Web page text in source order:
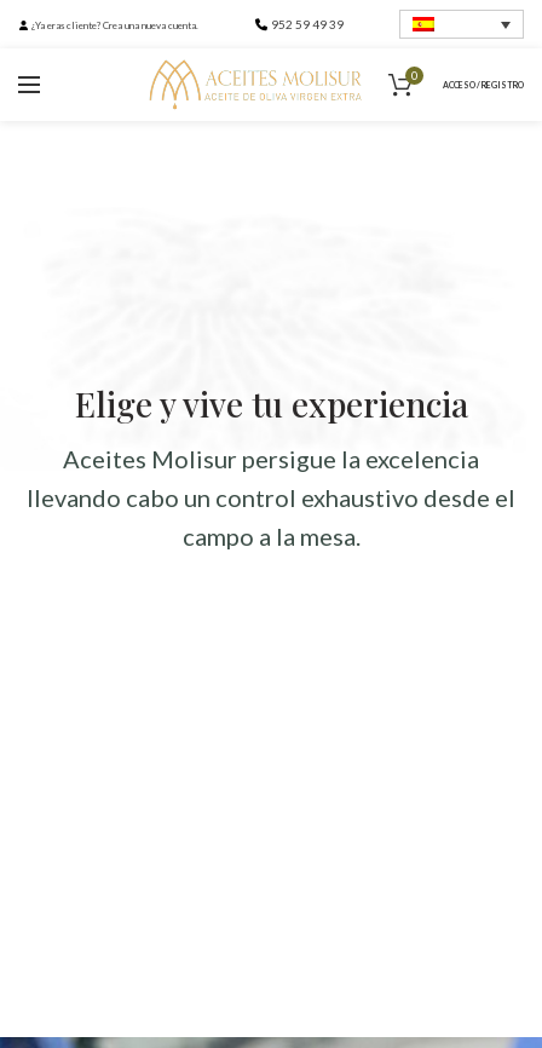
¿Ya eras cliente? Crea una nueva cuenta. 952 59 49 39
0
ACCESO / REGISTRO
Elige y vive tu experiencia
Aceites Molisur persigue la excelencia
llevando cabo un control exhaustivo desde el
campo a la mesa.